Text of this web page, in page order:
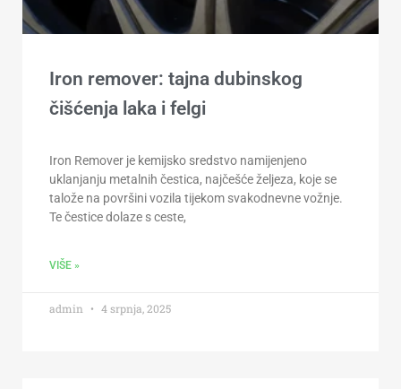
Iron remover: tajna dubinskog
čišćenja laka i felgi
Iron Remover je kemijsko sredstvo namijenjeno
uklanjanju metalnih čestica, najčešće željeza, koje se
talože na površini vozila tijekom svakodnevne vožnje.
Te čestice dolaze s ceste,
VIŠE »
admin 4 srpnja, 2025